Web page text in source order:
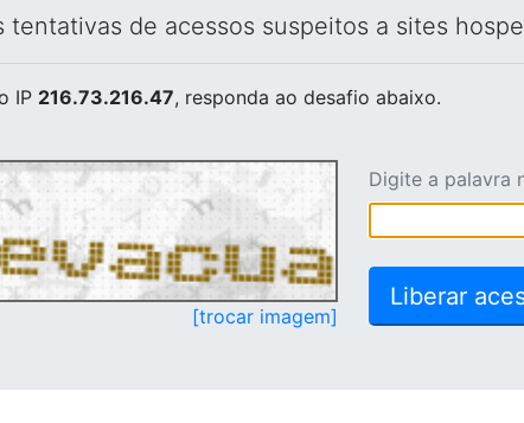
tentativas de acessos suspeitos a sites
IP 216.73.216.47, responda ao desafio abaixo.
[trocar imagem]
Digite a palavra